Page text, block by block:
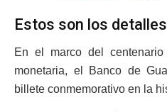
Estos son los detalles
En el marco del
monetaria, el Banco de
billete conmemorativo en la